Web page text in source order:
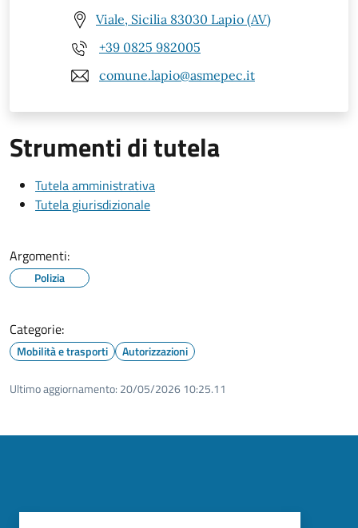
Viale, Sicilia 83030 Lapio (AV)
+39 0825 982005
comune.lapio@asmepec.it
Strumenti di tutela
Tutela amministrativa
Tutela giurisdizionale
Argomenti:
Polizia
Categorie:
Mobilità e trasporti Autorizzazioni
Ultimo aggiornamento: 20/05/2026 10:25.11